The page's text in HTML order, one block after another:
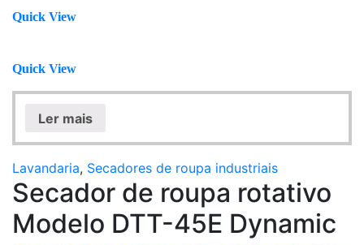
Quick View
Quick View
Ler mais
Lavandaria, Secadores de roupa industriais
Secador de roupa rotativo
Modelo DTT-45E Dynamic